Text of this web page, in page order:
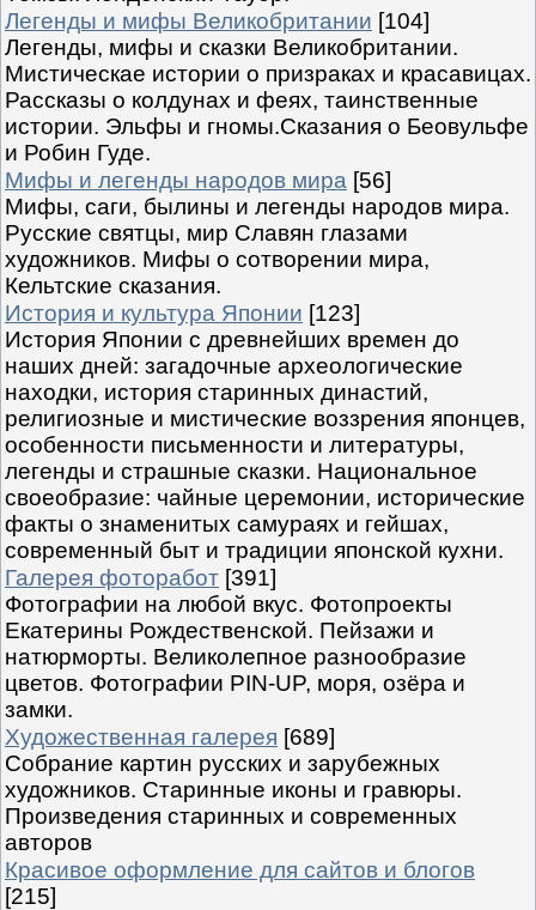
Легенды и мифы Великобритании [104]
Легенды, мифы и сказки Великобритании.
Мистическае истории о призраках и красавицах.
Рассказы о колдунах и феях, таинственные
истории. Эльфы и гномы.Сказания о Беовульфе
и Робин Гуде.
Мифы и легенды народов мира [56]
Мифы, саги, былины и легенды народов мира.
Русские святцы, мир Славян глазами
художников. Мифы о сотворении мира,
Кельтские сказания.
История и культура Японии [123]
История Японии с древнейших времен до
наших дней: загадочные археологические
находки, история старинных династий,
религиозные и мистические воззрения японцев,
особенности письменности и литературы,
легенды и страшные сказки. Национальное
своеобразие: чайные церемонии, исторические
факты о знаменитых самураях и гейшах,
современный быт и традиции японской кухни.
Галерея фоторабот [391]
Фотографии на любой вкус. Фотопроекты
Екатерины Рождественской. Пейзажи и
натюрморты. Великолепное разнообразие
цветов. Фотографии PIN-UP, моря, озёра и
замки.
Художественная галерея [689]
Собрание картин русских и зарубежных
художников. Старинные иконы и гравюры.
Произведения старинных и современных
авторов
Красивое оформление для сайтов и блогов
[215]